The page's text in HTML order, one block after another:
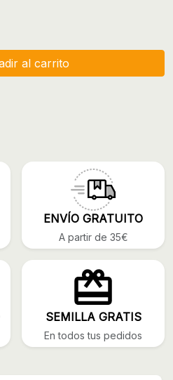
al carrito
ENVÍO GRATUITO
A partir de 35€
SEMILLA GRATIS
En todos tus pedidos